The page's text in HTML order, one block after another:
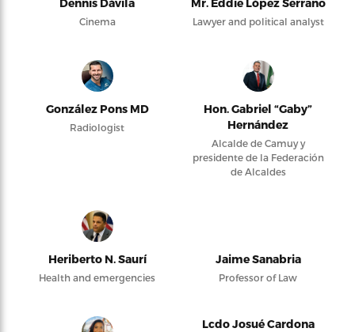
Dennis Dávila
Cinema
Mr. Eddie López Serrano
Lawyer and political analyst
González Pons MD
Radiologist
Hon. Gabriel “Gaby”
Hernández
Alcalde de Camuy y
presidente de la Federación
de Alcaldes
Heriberto N. Saurí
Health and emergencies
Jaime Sanabria
Professor of Law
Lcdo Josué Cardona